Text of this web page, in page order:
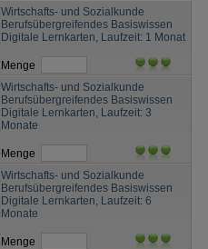
Wirtschafts- und Sozialkunde
Berufsübergreifendes Basiswissen
Digitale Lernkarten, Laufzeit: 1 Monat
Menge
Wirtschafts- und Sozialkunde
Berufsübergreifendes Basiswissen
Digitale Lernkarten, Laufzeit: 3
Monate
Menge
Wirtschafts- und Sozialkunde
Berufsübergreifendes Basiswissen
Digitale Lernkarten, Laufzeit: 6
Monate
Menge